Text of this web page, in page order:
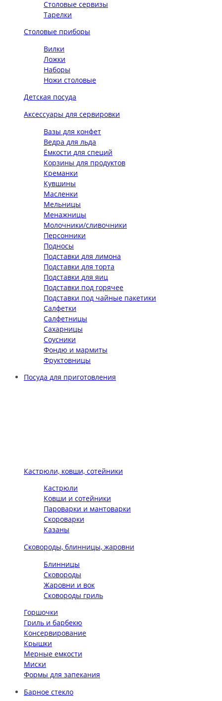
Столовые сервизы
Тарелки
Столовые приборы
Вилки
Ложки
Наборы
Ножи столовые
Детская посуда
Аксессуары для сервировки
Вазы для конфет
Ведра для льда
Ёмкости для специй
Корзины для продуктов
Креманки
Кувшины
Масленки
Мельницы
Менажницы
Молочники/сливочники
Персонники
Подносы
Подставки для лимона
Подставки для торта
Подставки для яиц
Подставки под горячее
Подставки под чайные пакетики
Салфетки
Салфетницы
Сахарницы
Соусники
Фондю и мармиты
Фруктовницы
Посуда для приготовления
Кастрюли, ковши, сотейники
Кастрюли
Ковши и сотейники
Пароварки и мантоварки
Скороварки
Казаны
Сковороды, блинницы, жаровни
Блинницы
Сковороды
Жаровни и вок
Сковороды гриль
Горшочки
Гриль и барбекю
Консервирование
Крышки
Мерные емкости
Миски
Формы для запекания
Барное стекло